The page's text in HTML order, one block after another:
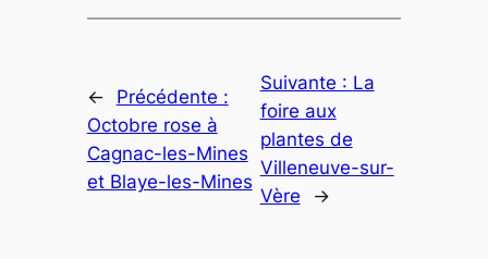
←
Précédente :
Octobre rose à
Cagnac-les-Mines
et Blaye-les-Mines
Suivante : La
foire aux
plantes de
Villeneuve-sur-
Vère
→